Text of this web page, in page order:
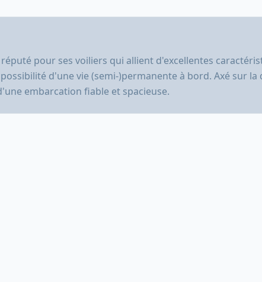
pour ses voiliers qui allient d'excellentes
d'une vie (semi-)permanente à bord. Axé sur
embarcation fiable et spacieuse.